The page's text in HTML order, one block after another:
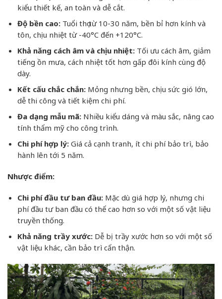
kiểu thiết kế, an toàn và dễ cắt.
Độ bền cao:Tuổi thọ từ 10-30 năm, bền bỉ hơn kính và
tôn, chịu nhiệt từ -40°C đến +120°C.
Khả năng cách âm và chịu nhiệt:Tối ưu cách âm, giảm
tiếng ồn mưa, cách nhiệt tốt hơn gấp đôi kính cùng độ
dày.
Kết cấu chắc chắn:Mỏng nhưng bền, chịu sức gió lớn,
dễ thi công và tiết kiệm chi phí.
Đa dạng mẫu mã:Nhiều kiểu dáng và màu sắc, nâng cao
tính thẩm mỹ cho công trình.
Chi phí hợp lý:Giá cả cạnh tranh, ít chi phí bảo trì, bảo
hành lên tới 5 năm.
Nhược điểm:
Chi phí đầu tư ban đầu:Mặc dù giá hợp lý, nhưng chi
phí đầu tư ban đầu có thể cao hơn so với một số vật liệu
truyền thống.
Khả năng trầy xước:Dễ bị trầy xước hơn so với một số
vật liệu khác, cần bảo trì cẩn thận.